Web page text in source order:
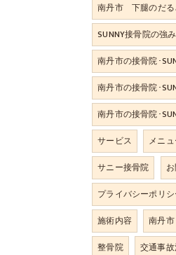
南丹市 下腿のだ
SUNNY接骨院の強み
南丹市の接骨院･
南丹市の接骨院･
南丹市の接骨院･
サービス
メニ
サニー接骨院
プライバシーポリ
施術内容
南丹市
整骨院
交通事